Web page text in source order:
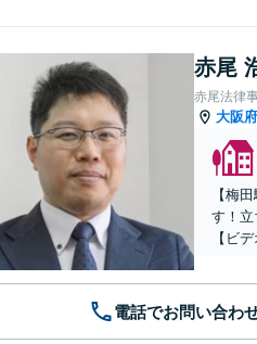
赤尾
赤尾法律
大阪府
【梅
す！立
【ビ
電話でお問い合わ